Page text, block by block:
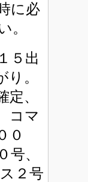
に必
。
５出
。
定、
コマ
０
号、
２号